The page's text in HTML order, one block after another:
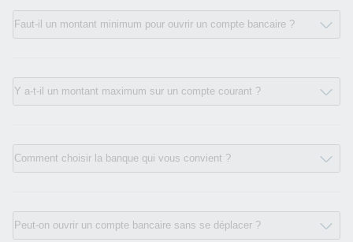
Faut-il un montant minimum pour ouvrir un compte bancaire ?
Y a-t-il un montant maximum sur un compte courant ?
Comment choisir la banque qui vous convient ?
Peut-on ouvrir un compte bancaire sans se déplacer ?